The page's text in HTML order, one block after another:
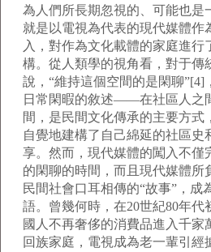
為人們所長期忽視的、可能也是
就是以電視為代表的現代媒體作
入，對作為文化載體的家庭進行
構。從人類學的視角看，對于
說，“維持這個空間的是閑聊
日常閑暇的敘述——在社區人之
間，是民間文化傳承的主要方式
自覺地建構了自己綿延的社區史
享。然而，現代媒體的闖入不僅
的閑聊的時間，而且現代媒體所
民間社會口耳相傳的“故事”，
語。曾幾何時，在20世紀80年代
國人不再奢侈的消費品進入千家
回族家庭，電視成為老一輩引經